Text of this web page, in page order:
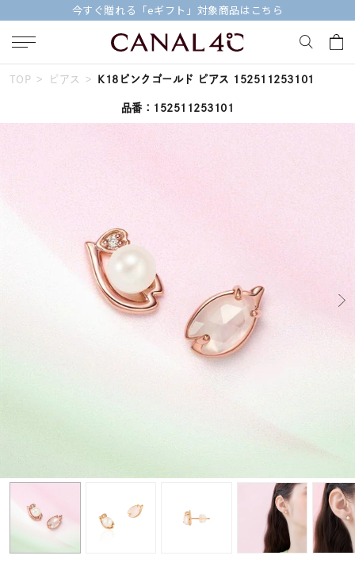
今すぐ贈れる「eギフト」対象商品はこちら
キーワードで検索する
すべてのジュエリー
TOP ピアス K18ピンクゴールド ピアス 152511253101
品番：152511253101